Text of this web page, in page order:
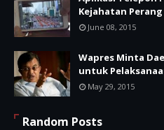
Kejahatan Perang
June 08, 2015
Wapres Minta
untuk
May 29, 2015
Random Posts